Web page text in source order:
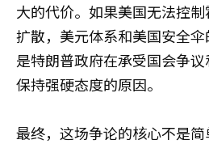
大的代价。如果美国无法控
扩散，美元体系和美国安全
是特朗普政府在承受国会争
保持强硬态度的原因。
最终，这场争论的核心不是